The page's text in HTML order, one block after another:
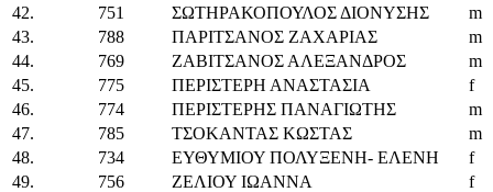
42.
751 ΣΩΤΗΡΑΚΟΠΟΥΛΟΣ ΔΙΟΝΥΣΗΣ
m
43.
788 ΠΑΡΙΤΣΑΝΟΣ ΖΑΧΑΡΙΑΣ
m
44.
769 ΖΑΒΙΤΣΑΝΟΣ ΑΛΕΞΑΝΔΡΟΣ
m
45.
775 ΠΕΡΙΣΤΕΡΗ ΑΝΑΣΤΑΣΙΑ
f
46.
774 ΠΕΡΙΣΤΕΡΗΣ ΠΑΝΑΓΙΩΤΗΣ
m
47.
785 ΤΣΟΚΑΝΤΑΣ ΚΩΣΤΑΣ
m
48.
734 ΕΥΘΥΜΙΟΥ ΠΟΛΥΞΕΝΗ- ΕΛΕΝΗ
f
49.
756 ΖΕΛΙΟΥ ΙΩΑΝΝΑ
f